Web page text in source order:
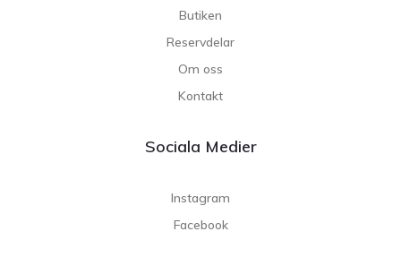
Butiken
Reservdelar
Om oss
Kontakt
Sociala Medier
Instagram
Facebook